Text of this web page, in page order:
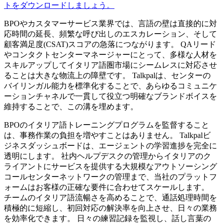
トをダウンロードしましょう。
BPOやカスタマーサービス業界では、言語の壁は直接的に対
応時間の延長、頻繁な呼び出しのエスカレーション、そして
顧客満足度(CSAT)スコアの急落につながります。 QAリード
やコンタクトセンターマネージャーにとって、多様な人材を
スキルアップしてイタリア語圏市場にシームレスに対応させ
ることは大きな物流上の障壁です。 Talkpalは、センターの
バイリンガル能力を標準化することで、あらゆるコミュニケ
ーションチャネルで一貫して役立つ明確なブランドボイスを
維持することで、この溝を埋めます。
BPOのイタリア語トレーニングプログラムを監督すること
は、事務作業の負担を増やすことはありません。 Talkpalビ
ジネスダッシュボードは、エージェントの学習進捗を完全に
透明にします。 社内ヘルプデスクの管理からイタリアのク
ライアントにサービスを提供する大規模なアウトソーシング
コールセンターネットワークの管理まで、当社のプラットフ
ォームはお客様の正確な要件に合わせてスケールします。
チームのイタリア語流暢さを高めることで、通話処理時間を
積極的に短縮し、初回対応の解決率を向上させ、日々の業務
を効率化できます。 日々の練習記録を監視し、話し言葉の